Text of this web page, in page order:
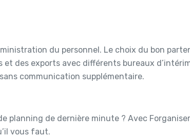
du personnel. Le choix du bon
des exports avec différents bureaux
communication supplémentaire.
planning de dernière minute ? Avec
vous faut.